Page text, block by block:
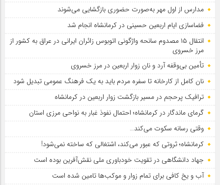
مدارس از اول مهر به‌صورت حضوری بازگشایی می‌شوند
فضاسازی ایام اربعین حسینی در کرمانشاه انجام شد
انتقال ۱۵ مصدوم سانحه واژگونی اتوبوس زائران ایرانی در عراق به کشور از
مرز خسروی
تأمین بی‌وقفه آرد و نان زوار اربعین در مرز خسروی
نان کامل از کارخانه تا سفره مردم باید به یک فرهنگ عمومی تبدیل شود
ترافیک پرحجم در مسیر بازگشت زوار اربعین در کرمانشاه
گرمای ماندگار در کرمانشاه؛ احتمال نفوذ غبار به نواحی مرزی استان
وقتی رسانه سکوت می‌کند…
کرمانشاه؛ ثروتی که عبور می‌کند، اشتغالی که ساخته نمی‌شود!
جهاد دانشگاهی در تقویت خودباوری ملی نقش‌آفرین بوده است
آب و یخ کافی برای تمام زوار و موکب‌ها تامین شده است